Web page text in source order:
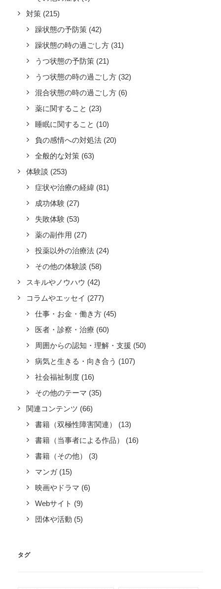
対策 (215)
躁状態の予防策 (42)
躁状態の時の過ごし方 (31)
うつ状態の予防策 (21)
うつ状態の時の過ごし方 (32)
混合状態の時の過ごし方 (6)
薬に関すること (23)
睡眠に関すること (10)
負の感情への対処法 (20)
全般的な対策 (63)
体験談 (253)
症状や治療の経緯 (81)
成功体験 (27)
失敗体験 (53)
薬の副作用 (27)
投薬以外の治療法 (24)
その他の体験談 (58)
スキルやノウハウ (42)
コラムやエッセイ (277)
仕事・お金・働き方 (45)
医者・診察・治療 (60)
周囲からの認知・理解・支援 (50)
病気と生きる・向き合う (107)
社会福祉制度 (16)
その他のテーマ (35)
関連コンテンツ (66)
書籍（双極性障害関連）
(13)
書籍（当事者による作品）
(16)
書籍（その他）
(3)
マンガ (15)
映画やドラマ (6)
Webサイト (9)
団体や活動 (5)
タグ